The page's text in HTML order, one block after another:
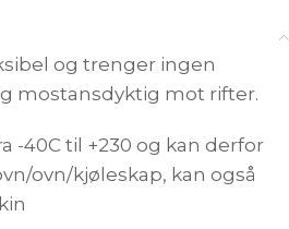
og trenger ingen
mostansdyktig mot rifter.
-40C til +230 og kan derfor
ovn/kjøleskap, kan også